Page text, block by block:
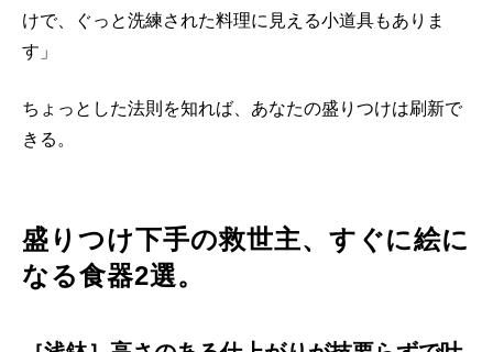
けで、ぐっと洗練された料理に見える小道具もありま
す」
ちょっとした法則を知れば、あなたの盛りつけは刷新で
きる。
盛りつけ下手の救世主、すぐに絵に
なる食器2選。